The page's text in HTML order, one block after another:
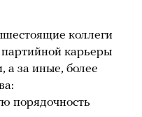
коллеги
партийной карьеры
а за иные, более
порядочность